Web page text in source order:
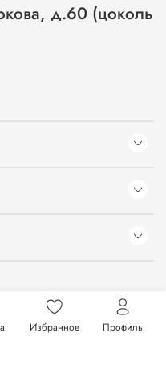
д.60 (цоколь
Избранное Профиль